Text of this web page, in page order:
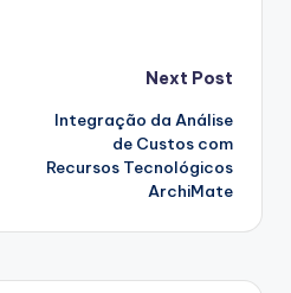
Next Post
Integração da Análise
de Custos com
Recursos Tecnológicos
ArchiMate